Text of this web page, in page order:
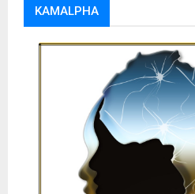
KAMALPHA